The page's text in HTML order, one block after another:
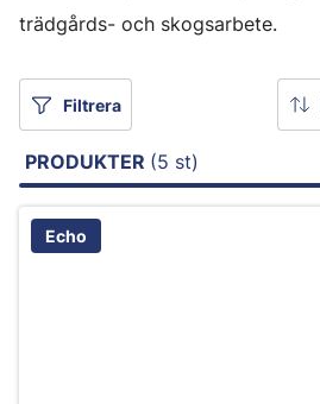
trädgårds- och skogsarbete.
Filtrera
PRODUKTER (5 st)
Echo